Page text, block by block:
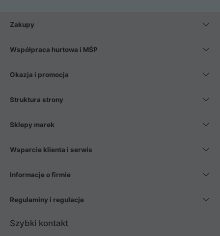
wentylatory. Na koniec mając już to wszystko, możesz
Zakupy
Współpraca hurtowa i MŚP
Okazja i promocja
Struktura strony
Sklepy marek
Wsparcie klienta i serwis
Informacje o firmie
Regulaminy i regulacje
Szybki kontakt